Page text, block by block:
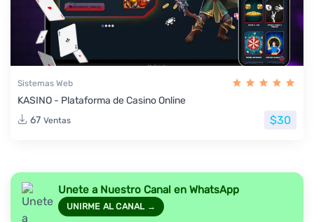
Sistemas Web
KASINO - Plataforma de Casino Online
67 Ventas $30
Unete a Nuestro Canal en WhatsApp
UNIRME AL CANAL →